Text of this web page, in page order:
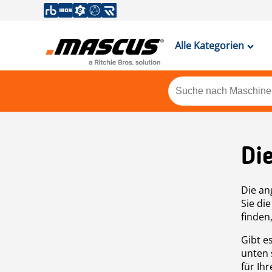
Alle Kategorien
Die
Sie
Gibt
unten
für